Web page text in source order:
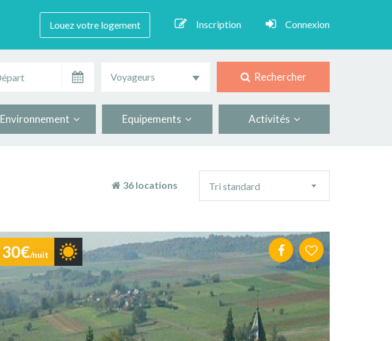
Louez votre logement Inscription Connexion
Voyageurs Rechercher
Environnement Equipements Activités
36 locations
tri
Tri standard
30€/nuit